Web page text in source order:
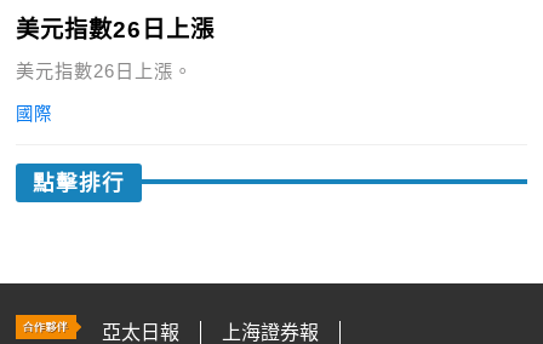
美元指數26日上漲
美元指數26日上漲。
國際
點擊排行
亞太日報
上海證券報